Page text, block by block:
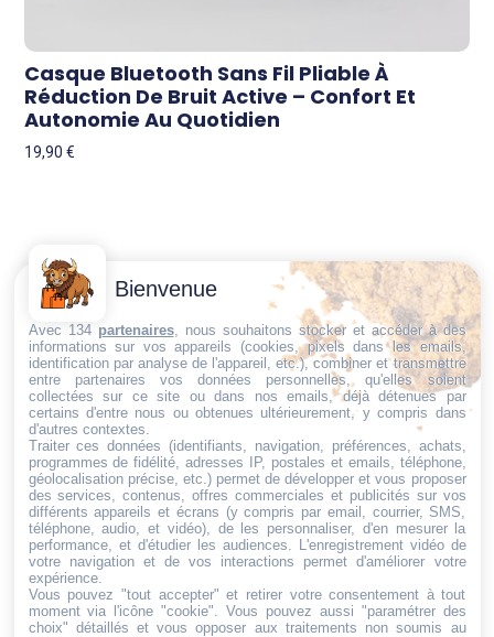
Casque Bluetooth Sans Fil Pliable À
Réduction De Bruit Active – Confort Et
Autonomie Au Quotidien
19,90€
Trouvez ce qu'il vous faut,
au bon endroit
Conditions
générales
de vente
Politique de
cookies
Politique de
confidentialité
Mentions
légales
Conditions de
retour et de
remboursement
Droit de
rétractation
Contactez-
Nous
Email:
dt@sasbms.fr
Bienvenue
Avec 134 partenaires, nous souhaitons stocker et accéder à des
informations sur vos appareils (cookies, pixels dans les emails,
identification par analyse de l'appareil, etc.), combiner et transmettre
entre partenaires vos données personnelles, qu'elles soient
collectées sur ce site ou dans nos emails, déjà détenues par
certains d'entre nous ou obtenues ultérieurement, y compris dans
d'autres contextes.
Traiter ces données (identifiants, navigation, préférences, achats,
programmes de fidélité, adresses IP, postales et emails, téléphone,
géolocalisation précise, etc.) permet de développer et vous proposer
des services, contenus, offres commerciales et publicités sur vos
différents appareils et écrans (y compris par email, courrier, SMS,
téléphone, audio, et vidéo), de les personnaliser, d'en mesurer la
performance, et d'étudier les audiences. L'enregistrement vidéo de
votre navigation et de vos interactions permet d'améliorer votre
expérience.
Vous pouvez "tout accepter" et retirer votre consentement à tout
moment via l'icône "cookie" . Vous pouvez aussi "paramétrer des
choix" détaillés et vous opposer aux traitements non soumis au